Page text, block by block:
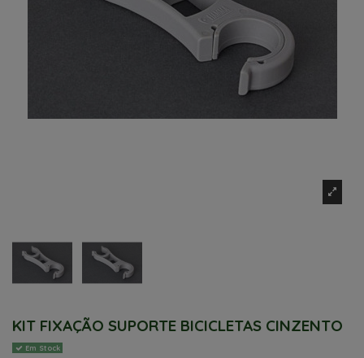
KIT FIXAÇÃO SUPORTE BICICLETAS CINZENTO
Em Stock